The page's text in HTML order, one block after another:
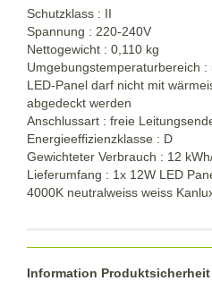
Schutzklass : II
Spannung : 220-240V
Nettogewicht : 0,110 kg
Umgebungstemperaturbereich :
LED-Panel darf nicht mit
abgedeckt werden
Anschlussart : freie
Energieeffizienzklasse : D
Gewichteter Verbrauch : 12
Lieferumfang : 1x 12W LED
4000K neutralweiss weiss
Information Produktsicherheit